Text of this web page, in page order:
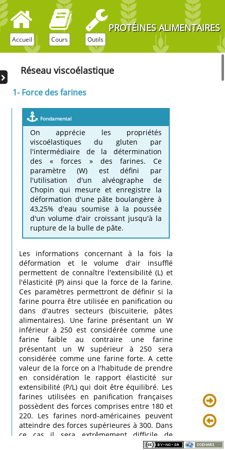
PROTÉINES ALIMENTAIRES
Cours Outils
Réseau viscoélastique
1- Force des farines
Fondamental
On apprécie les propriétés
viscoélastiques du gluten par
l'intermédiaire de la détermination
des « forces » des farines. Ce
paramètre (W) est défini par
l'utilisation d'un alvéographe de
Chopin qui mesure et enregistre la
déformation d'une pâte boulangère à
43,25% d'eau soumise à la poussée
d'un volume d'air croissant jusqu'à la
rupture de la bulle de pâte.
Les informations concernant à la fois la
déformation et le volume d'air insufflé
permettent de connaître l'extensibilité (L) et
l'élasticité (P) ainsi que la force de la farine.
Ces paramètres permettront de définir si la
farine pourra être utilisée en panification ou
dans d'autres secteurs (biscuiterie, pâtes
alimentaires). Une farine présentant un W
inférieur à 250 est considérée comme une
farine faible au contraire une farine
présentant un W supérieur à 250 sera
considérée comme une farine forte. A cette
valeur de la force on a l'habitude de prendre
en considération le rapport élasticité sur
extensibilité (P/L) qui doit être équilibré. Les
farines utilisées en panification françaises
possèdent des forces comprises entre 180 et
220. Les farines nord-américaines peuvent
atteindre des forces supérieures à 300. Dans
ce cas il sera extrêmement difficile de
façonner de la baguette car il y aura, du fait
Accueil